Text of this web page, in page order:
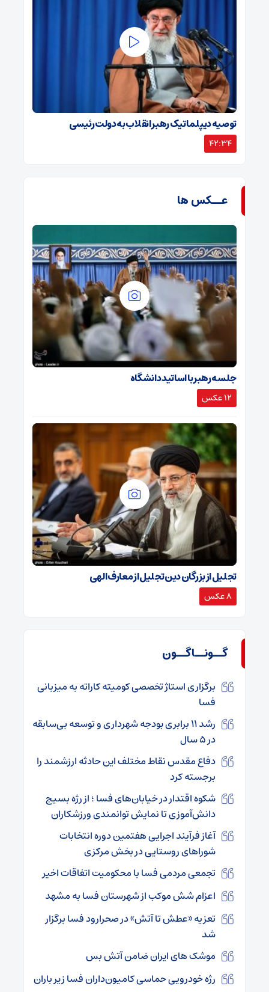
توصیه دیپلماتیک رهبر انقلاب به دولت رئیسی
42:34
عــکس ها
جلسه رهبر با اساتید دانشگاه
12 عکس
تجلیل از بزرگان دین تجلیل از معارف الهی
8 عکس
گــونــاگــون
برگزاری استاژ تخصصی کومیته کاراته به میزبانی
فسا
رشد ۱۱ برابری بودجه شهرداری و توسعه بی‌سابقه
در ۵ سال
دفاع مقدس نقاط مختلف این حادثه ارزشمند را
برجسته کرد
شکوه اقتدار در خیابان‌های فسا ؛ از رژه بسیج
دانش‌آموزی تا نمایش توانمندی ورزشکاران
آغاز فرآیند اجرایی هفتمین دوره انتخابات
شوراهای روستایی در بخش مرکزی
تجمعی مردمی فسا با محکومیت اتفاقات اخیر
اعزام شش موکب از شهرستان فسا به مشهد
تعزیه «عطش تا آتش» در صحرارود فسا برگزار
شد
موشک های ایران ضامن آتش بس
رژه خودرویی حماسی کامیون‌داران فسا زیر باران